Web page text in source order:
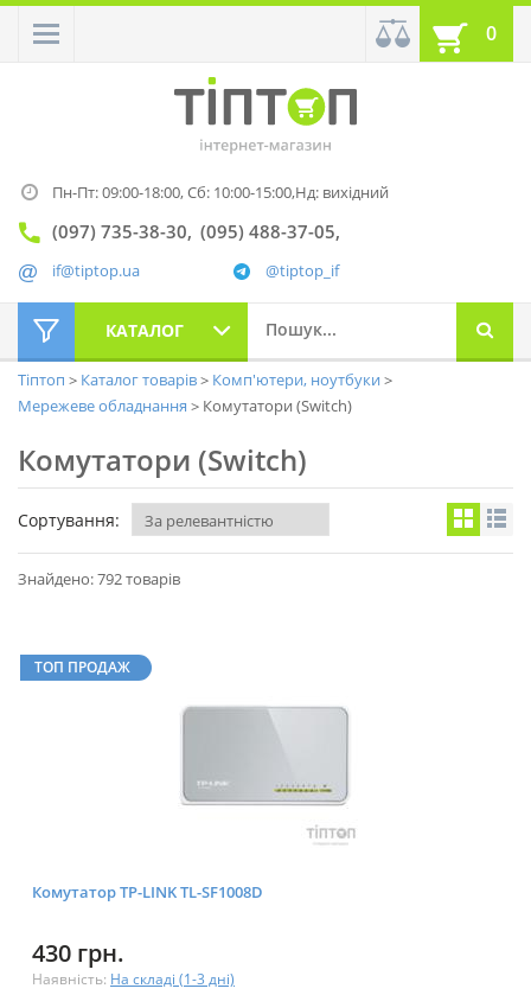
0
Пн-Пт: 09:00-18:00,Сб: 10:00-15:00,Нд: вихідний
(097) 735-38-30 (095) 488-37-05
@tiptop_if
if@tiptop.ua
КАТАЛОГ
Тіптоп Каталог товарів
Комп'ютери, ноутбуки
Мережеве обладнання
Комутатори (Switch)
Комутатори (Switch)
Сортування:
Знайдено: 792 товарів
ТОП ПРОДАЖ
Комутатор TP-LINK TL-SF1008D
430 грн.
Наявність: На складі (1-3 дні)